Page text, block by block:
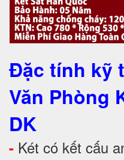
Đặc tính kỹ
Văn Phòng
DK
- Két có kết cấu